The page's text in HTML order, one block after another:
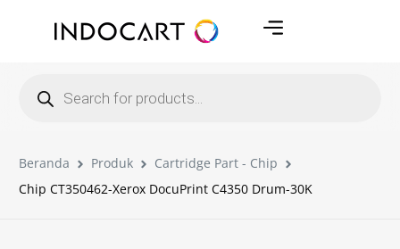
Beranda Produk
Cartridge Part - Chip
Chip CT350462-Xerox DocuPrint C4350 Drum-30K